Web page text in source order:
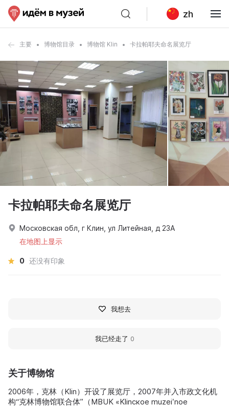
zh
主要 博物馆目录 博物馆 Klin 卡拉帕耶夫命名展览厅
关于博物馆
2006年，克林（Klin）开设了展览厅，2007年并入市政文化机
构“克林博物馆联合体”（MBUK «Klinское muzeiʹnoe
卡拉帕耶夫命名展览厅
Московская обл, г Клин, ул Литейная, д 23А
在地图上显示
0 还没有印象
我想去
我已经走了 0